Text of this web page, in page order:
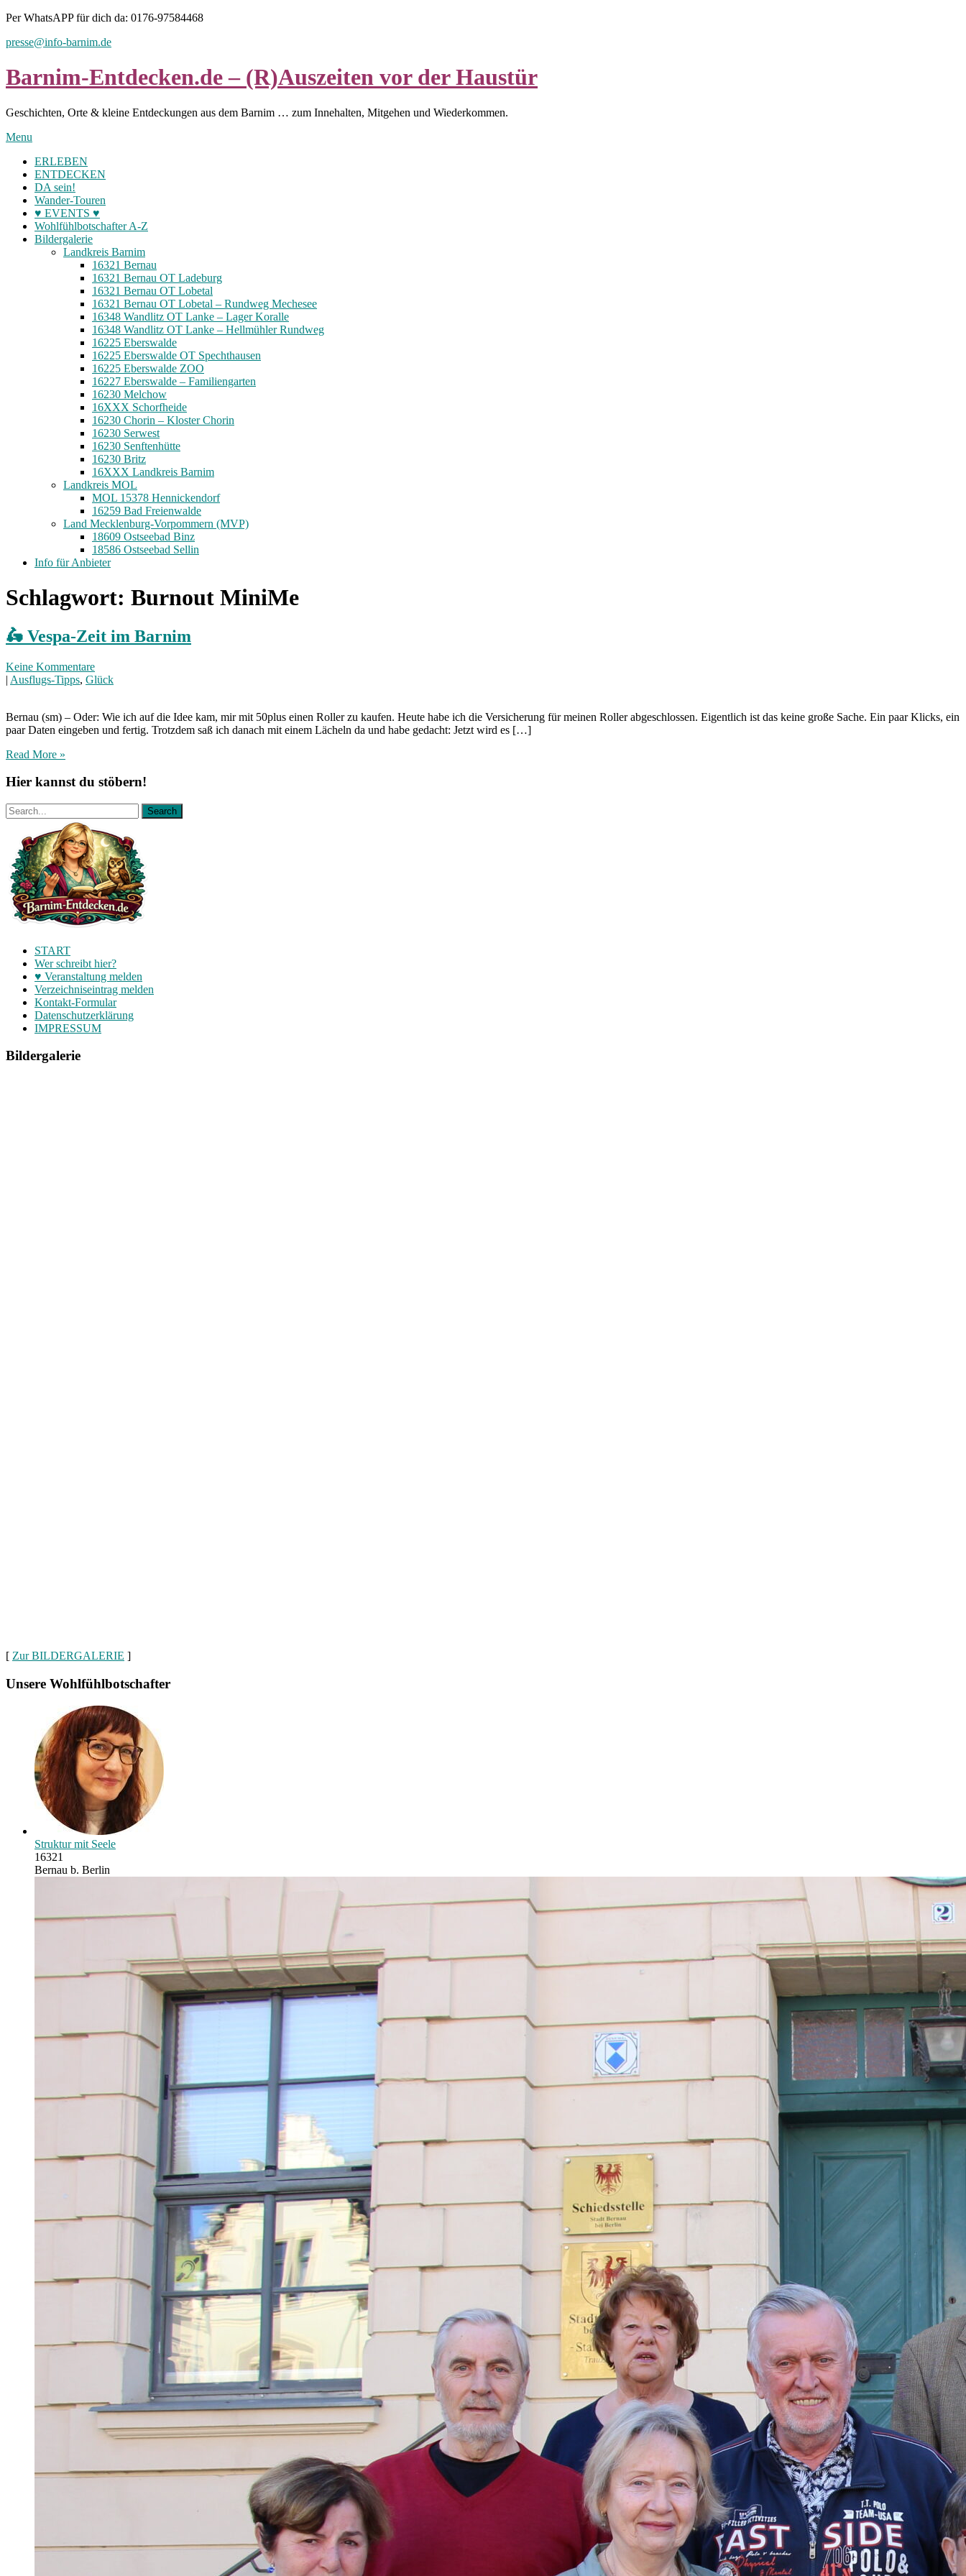
Skip
content
Per WhatsAPP für dich da: 0176-97584468
presse@info-barnim.de
Barnim-Entdecken.de – (R)Auszeiten vor der Haustür
Geschichten, Orte & kleine Entdeckungen aus dem Barnim … zum Innehalten, Mitgehen und Wiederkommen.
Menu
ERLEBEN
ENTDECKEN
DA sein!
Wander-Touren
♥ EVENTS ♥
Wohlfühlbotschafter A-Z
Bildergalerie
Landkreis Barnim
16321 Bernau
16321 Bernau OT Ladeburg
16321 Bernau OT Lobetal
16321 Bernau OT Lobetal – Rundweg Mechesee
16348 Wandlitz OT Lanke – Lager Koralle
16348 Wandlitz OT Lanke – Hellmühler Rundweg
16225 Eberswalde
16225 Eberswalde OT Spechthausen
16225 Eberswalde ZOO
16227 Eberswalde – Familiengarten
16230 Melchow
16XXX Schorfheide
16230 Chorin – Kloster Chorin
16230 Serwest
16230 Senftenhütte
16230 Britz
16XXX Landkreis Barnim
Landkreis MOL
MOL 15378 Hennickendorf
16259 Bad Freienwalde
Land Mecklenburg-Vorpommern (MVP)
18609 Ostseebad Binz
18586 Ostseebad Sellin
Info für Anbieter
Schlagwort: Burnout MiniMe
🛵 Vespa-Zeit im Barnim
Keine Kommentare
| Ausflugs-Tipps, Glück
Bernau (sm) – Oder: Wie ich auf die Idee kam, mir mit 50plus einen Roller zu kaufen. Heute habe ich die Versicherung für meinen Roller abgeschlossen. Eigentlich ist das keine große Sache. Ein paar Klicks, ein
paar Daten eingeben und fertig. Trotzdem saß ich danach mit einem Lächeln da und habe gedacht: Jetzt wird es […]
Read More »
Hier kannst du stöbern!
START
Wer schreibt hier?
♥ Veranstaltung melden
Verzeichniseintrag melden
Kontakt-Formular
Datenschutzerklärung
IMPRESSUM
Bildergalerie
[ Zur BILDERGALERIE ]
Unsere Wohlfühlbotschafter
Struktur mit Seele
16321
Bernau b. Berlin